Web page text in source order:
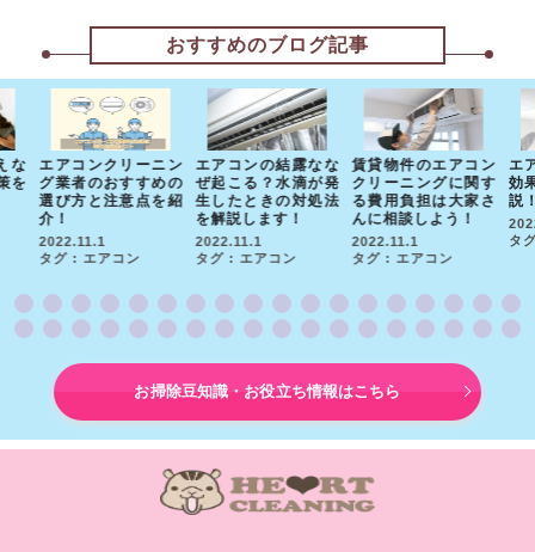
おすすめのブログ記事
な
を
エアコンクリーニン
グ業者のおすすめの
選び方と注意点を紹
介！
2022.11.1
タグ : エアコン
エアコンの結露なな
ぜ起こる？水滴が発
生したときの対処法
を解説します！
2022.11.1
タグ : エアコン
賃貸物件のエアコン
クリーニングに関す
る費用負担は大家さ
んに相談しよう！
2022.11.1
タグ : エアコン
エ
効
説
タ
お掃除豆知識・お役立ち情報はこちら